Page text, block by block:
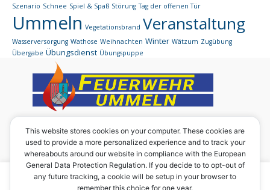
Szenario Schnee Spiel & Spaß Störung Tag der offenen Tür
Ummeln Vegetationsbrand Veranstaltung
Wasserversorgung Wathose Weihnachten Winter Wätzum Zugübung
Übergabe Übungsdienst Übungspuppe
Eine Homepage des:
Förderverein der Ortsfeuerwehr Ummeln e. V.
Vorsitzender: Werner Rabbe junior
Ummilostr. 29
This website stores cookies on your computer. These cookies are
used to provide a more personalized experience and to track your
whereabouts around our website in compliance with the European
General Data Protection Regulation. If you decide to to opt-out of
any future tracking, a cookie will be setup in your browser to
remember this choice for one year.
Um diese Seite in vollem Umfang nutzen zu können, sind